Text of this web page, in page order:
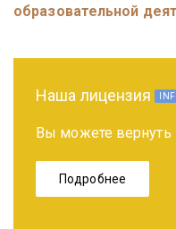
образовательной
Наша лицензия
Вы можете вернуть
Подробнее